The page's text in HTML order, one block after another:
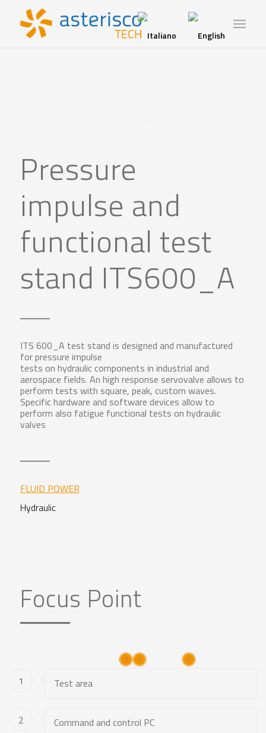
Pressure
impulse and
functional test
stand ITS600_A
ITS 600_A test stand is designed and manufactured
for pressure impulse
tests on hydraulic components in industrial and
aerospace fields. An high response servovalve allows to
perform tests with square, peak, custom waves.
Specific hardware and software devices allow to
perform also fatigue functional tests on hydraulic
valves
FLUID POWER
Hydraulic
Focus Point
1 2
3
1 Test area
2 Command and control PC